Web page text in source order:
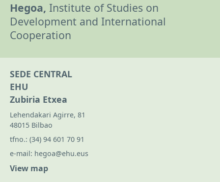
Hegoa, Institute of Studies on
Development and International
Cooperation
SEDE CENTRAL
EHU
Zubiria Etxea
Lehendakari Agirre, 81
48015 Bilbao
tfno.: (34) 94 601 70 91
e-mail: hegoa@ehu.eus
View map